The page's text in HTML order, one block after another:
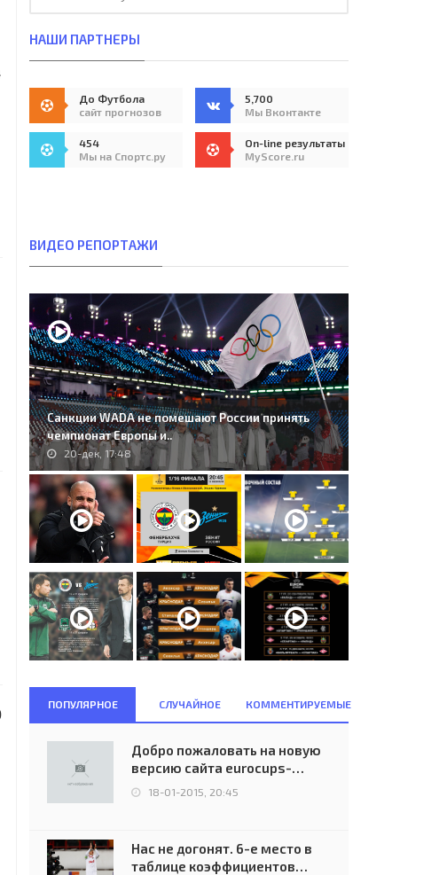
НАШИ ПАРТНЕРЫ
До Футбола
сайт прогнозов
5,700
Мы Вконтакте
454
Мы на Спортс.ру
On-line результаты
MyScore.ru
ВИДЕО РЕПОРТАЖИ
Санкции WADA не помешают России принять
чемпионат Европы и..
20-дек, 17:48
ПОПУЛЯРНОЕ СЛУЧАЙНОЕ КОММЕНТИРУЕМЫЕ
Добро пожаловать на новую
версию сайта eurocups-
uefa.ru
18-01-2015, 20:45
Нас не догонят. 6-е место в
таблице коэффициентов